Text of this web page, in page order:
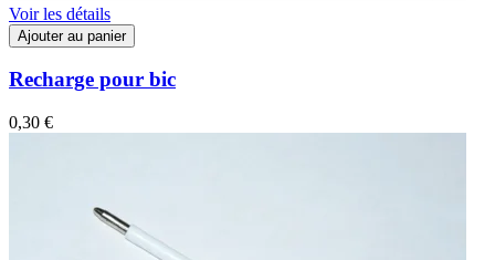
Voir les détails
Ajouter au panier
Recharge pour bic
0,30 €